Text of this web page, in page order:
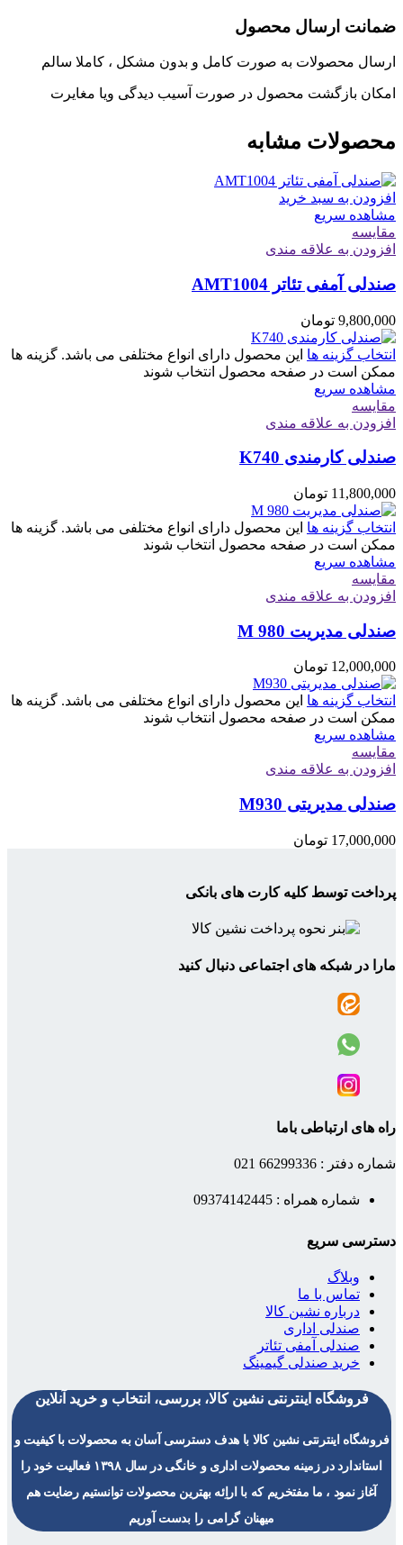
ضمانت ارسال محصول
ارسال محصولات به صورت کامل و بدون مشکل ، کاملا سالم
امکان بازگشت محصول در صورت آسیب دیدگی ویا مغایرت
محصولات مشابه
افزودن به سبد خرید
مشاهده سریع
مقایسه
افزودن به علاقه مندی
صندلی آمفی تئاتر AMT1004
9,800,000 تومان
انتخاب گزینه ها این محصول دارای انواع مختلفی می باشد. گزینه ها
ممکن است در صفحه محصول انتخاب شوند
مشاهده سریع
مقایسه
افزودن به علاقه مندی
صندلی کارمندی K740
11,800,000 تومان
انتخاب گزینه ها این محصول دارای انواع مختلفی می باشد. گزینه ها
ممکن است در صفحه محصول انتخاب شوند
مشاهده سریع
مقایسه
افزودن به علاقه مندی
صندلی مدیریت M 980
12,000,000 تومان
انتخاب گزینه ها این محصول دارای انواع مختلفی می باشد. گزینه ها
ممکن است در صفحه محصول انتخاب شوند
مشاهده سریع
مقایسه
افزودن به علاقه مندی
صندلی مدیریتی M930
17,000,000 تومان
پرداخت توسط کلیه کارت های بانکی
مارا در شبکه های اجتماعی دنبال کنید
راه های ارتباطی باما
شماره دفتر : 66299336 021
شماره همراه : 09374142445
دسترسی سریع
وبلاگ
تماس با ما
درباره نشین کالا
صندلی اداری
صندلی آمفی تئاتر
خرید صندلی گیمینگ
فروشگاه اینترنتی نشین کالا، بررسی، انتخاب و خرید آنلاین
فروشگاه اینترنتی نشین کالا با هدف دسترسی آسان به محصولات با کیفیت و
استاندارد در زمینه محصولات اداری و خانگی در سال ۱۳۹۸ فعالیت خود را
آغاز نمود ، ما مفتخریم که با اراِئه بهترین محصولات توانستیم رضایت هم
میهنان گرامی را بدست آوریم